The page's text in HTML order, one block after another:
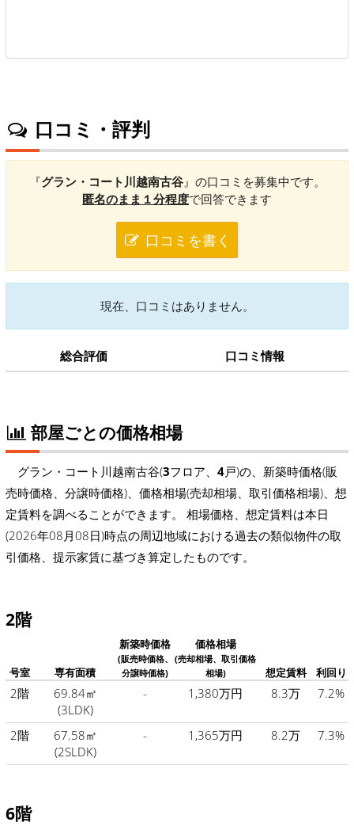
口コミ・評判
『グラン・コート川越南古谷』の口コミを募集中です。
匿名のまま１分程度で回答できます
口コミを書く
現在、口コミはありません。
総合評価 口コミ情報
部屋ごとの価格相場
グラン・コート川越南古谷(3フロア、 4戸)の、新築時価格(販
売時価格、分譲時価格)、価格相場(売却相場、取引価格相場)、想
定賃料を調べることができます。 相場価格、想定賃料は本日
(2026年08月08日)時点の周辺地域における過去の類似物件の取
引価格、提示家賃に基づき算定したものです。
2階
号室 専有面積
新築時価格
(販売時価格、
分譲時価格)
価格相場
(売却相場、取引価格
相場)
想定賃料 利回り
2階
69.84㎡
(3LDK)
- 1,380万円 8.3万 7.2%
2階
67.58㎡
(2SLDK)
- 1,365万円 8.2万 7.3%
6階